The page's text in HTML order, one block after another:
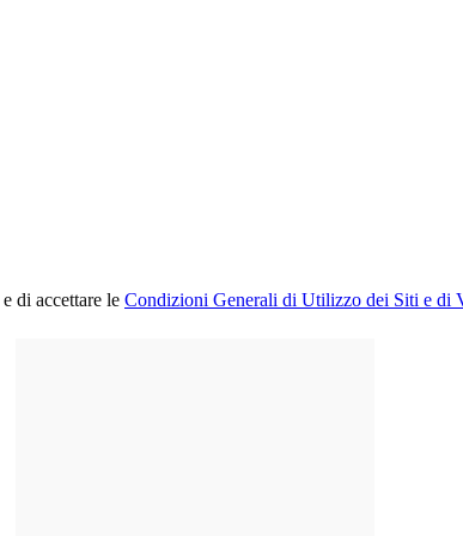
e di accettare le Condizioni Generali di Utilizzo dei Siti e di